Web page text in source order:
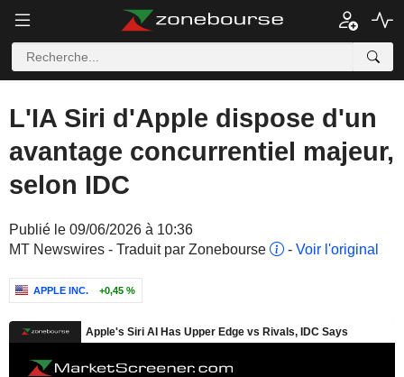
L'IA Siri d'Apple dispose d'un
avantage concurrentiel majeur,
selon IDC
Publié le 09/06/2026 à 10:36
MT Newswires - Traduit par Zonebourse
- Voir l'original
APPLE INC. +0,45 %